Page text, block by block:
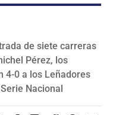
de siete carreras
Pérez, los
4-0 a los Leñadores
Nacional